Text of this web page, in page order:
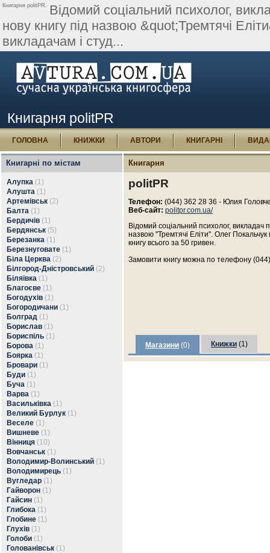
Книгарня politPR. Відомий соціальний психолог,
нову книгу під назвою &quot;Тремтячі
викладачам і студ...
Книгарня politPR
ГОЛОВНА КНИЖКИ АВТОРИ КНИГАРНІ
Книгарні по містам
Алупка (1)
Алушта (1)
Артемівськ (2)
Балта (1)
Бердичів (1)
Бердянськ (5)
Березанка (1)
Березнуговате (1)
Біла Церква (2)
Білгород-Дністровський (2)
Біляївка (1)
Благоєве (1)
Богодухів (1)
Богородичани (1)
Болград (1)
Борислав (1)
Бориспіль (1)
Борова (1)
Боярка (1)
Бровари (1)
Буди (1)
Буча (1)
Варва (1)
Васильківка (1)
Великий Бурлук (1)
Веселе (1)
Вишневе (1)
Вінниця (10)
Вовчанськ (1)
Володимир-Волинський (1)
Володимирець (1)
Вугледар (1)
Гайворон (1)
Гайсин (1)
Глибока (1)
Глобине (1)
Глухів (1)
Голоби (1)
Голованівськ (1)
Книгарня
politPR
Телефон: (044) 362 28 36 - Юлия
Веб-сайт: politpr.com.ua/
Відомий соціальний психолог, викладач
назвою "Тремтячі Еліти". Олег Покальчук
книгу всього за 50 гривен.
Замовити книгу можна по телефону
Магазини (0) Книжки (1)